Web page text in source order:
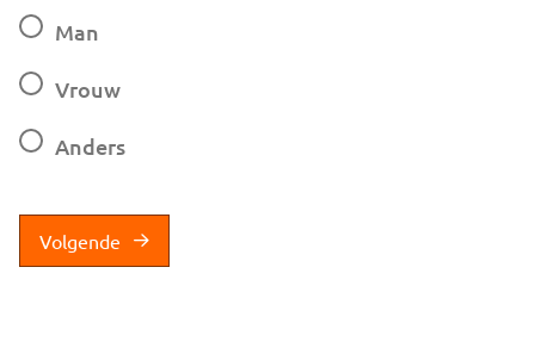
Man
Vrouw
Anders
Volgende